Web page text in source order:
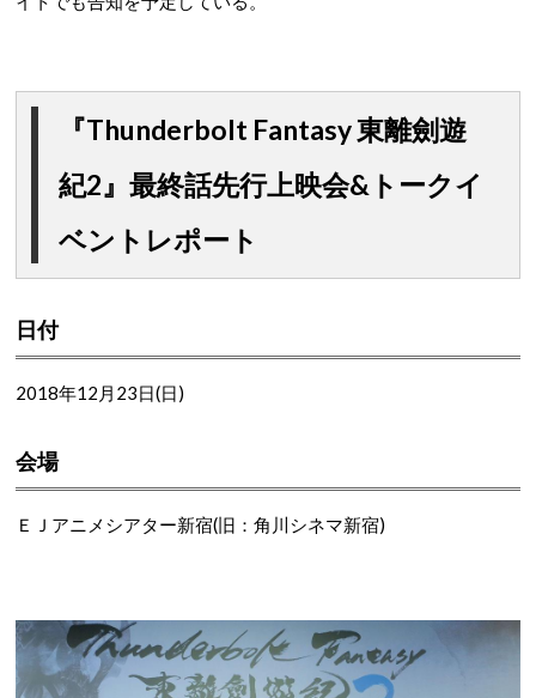
『Thunderbolt Fantasy 東離劍遊
紀2』最終話先行上映会&トークイ
ベントレポート
日付
2018年12月23日(日)
会場
ＥＪアニメシアター新宿(旧：角川シネマ新宿)